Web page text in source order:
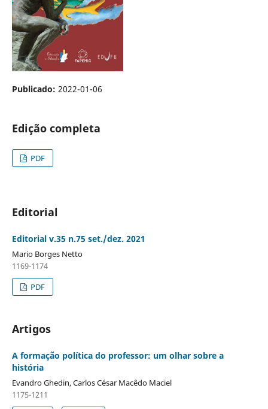
Publicado: 2022-01-06
Edição completa
PDF
Editorial
Editorial v.35 n.75 set./dez. 2021
Mario Borges Netto
1169-1174
PDF
Artigos
A formação política do professor: um olhar sobre a
história
Evandro Ghedin, Carlos César Macêdo Maciel
1175-1211